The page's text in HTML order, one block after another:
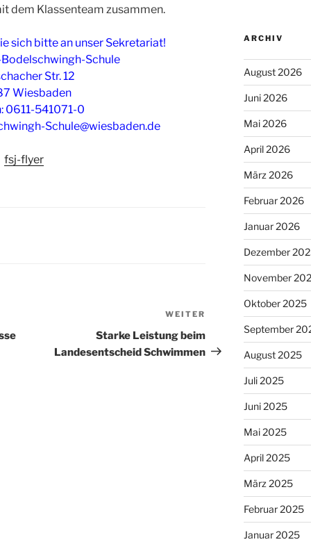
dem Klassenteam zusammen.
sich bitte an unser Sekretariat!
Schule
Str. 12
Wiesbaden
0611-541071-0
Schule@wiesbaden.de
fsj-flyer
Nächster
Beitrag
WEITER
Starke Leistung beim
Landesentscheid Schwimmen
ARCHIV
August 2026
Juni 2026
Mai 2026
April 2026
März 2026
Februar 2026
Januar 2026
Dezember
November
Oktober 2025
September
August 2025
Juli 2025
Juni 2025
Mai 2025
April 2025
März 2025
Februar 2025
Januar 2025